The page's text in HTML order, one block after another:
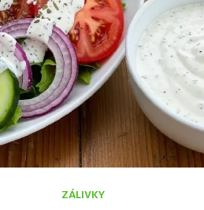
ZÁLIVKY